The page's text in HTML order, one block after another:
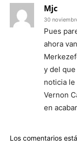
Mjc
30
Pues
ahora
y del
noticia
Vernon
en
Los comentarios